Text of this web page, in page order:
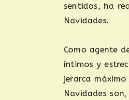
sentidos, ha
Navidades.
Como agente
íntimos y
jerarca
Navidades